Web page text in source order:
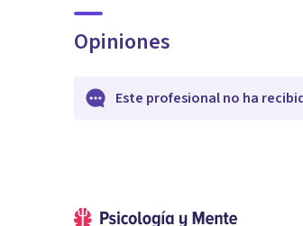
Opiniones
Este profesional no ha